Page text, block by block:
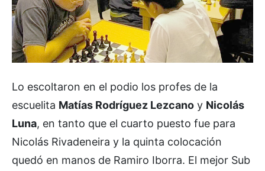
Lo escoltaron en el podio los profes de la
escuelita Matías Rodríguez Lezcano y Nicolás
Luna, en tanto que el cuarto puesto fue para
Nicolás Rivadeneira y la quinta colocación
quedó en manos de Ramiro Iborra. El mejor Sub